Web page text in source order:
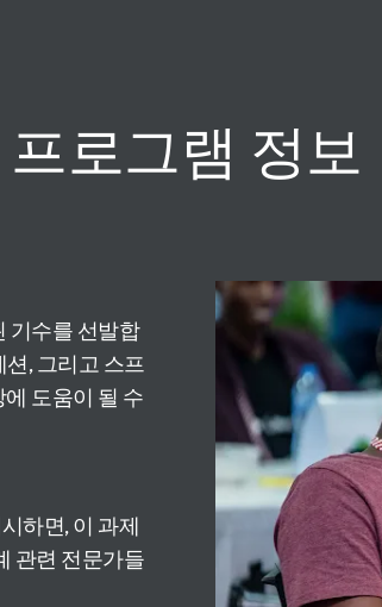
프로그램 정보
기수를 선발합
션, 그리고 스프
도움이 될 수
하면, 이 과제
관련 전문가들